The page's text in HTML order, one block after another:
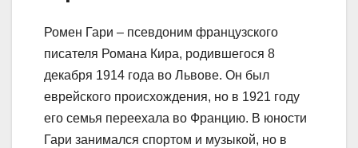
Ромен Гари – псевдоним французского
писателя Романа Кира, родившегося 8
декабря 1914 года во Львове. Он был
еврейского происхождения, но в 1921 году
его семья переехала во Францию. В юности
Гари занимался спортом и музыкой, но в